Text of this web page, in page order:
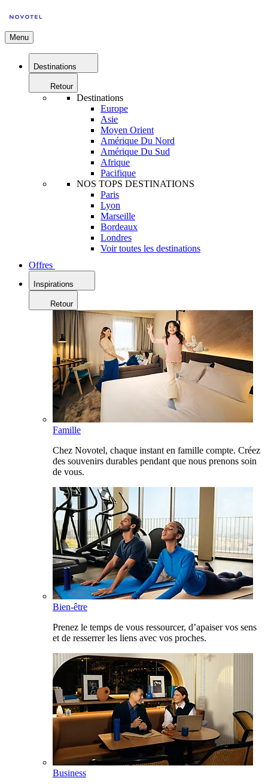
Menu
Destinations
Retour
Destinations
Europe
Asie
Moyen Orient
Amérique Du Nord
Amérique Du Sud
Afrique
Pacifique
NOS TOPS DESTINATIONS
Paris
Lyon
Marseille
Bordeaux
Londres
Voir toutes les destinations
Offres
Inspirations
Retour
Famille
Chez Novotel, chaque instant en famille compte. Créez
des souvenirs durables pendant que nous prenons soin
de vous.
Bien-être
Prenez le temps de vous ressourcer, d’apaiser vos sens
et de resserrer les liens avec vos proches.
Business